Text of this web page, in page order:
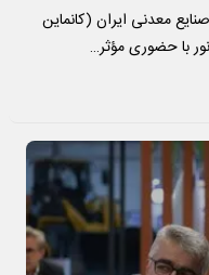
معدنی ایران (کانماین